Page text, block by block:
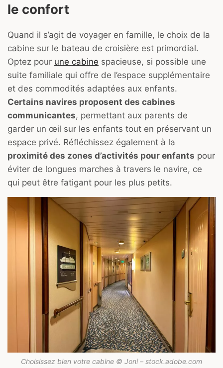
le confort
Quand il s’agit de voyager en famille, le choix de la
cabine sur le bateau de croisière est primordial.
Optez pour une cabine spacieuse, si possible une
suite familiale qui offre de l’espace supplémentaire
et des commodités adaptées aux enfants.
Certains navires proposent des cabines
communicantes, permettant aux parents de
garder un œil sur les enfants tout en préservant un
espace privé. Réfléchissez également à la
proximité des zones d’activités pour enfants pour
éviter de longues marches à travers le navire, ce
qui peut être fatigant pour les plus petits.
Choisissez bien votre cabine © Joni – stock.adobe.com